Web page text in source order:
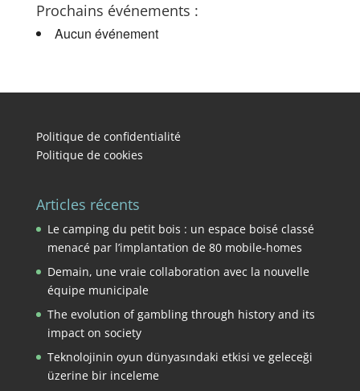
Prochains événements :
Aucun événement
Politique de confidentialité
Politique de cookies
Articles récents
Le camping du petit bois : un espace boisé classé
menacé par l’implantation de 80 mobile-homes
Demain, une vraie collaboration avec la nouvelle
équipe municipale
The evolution of gambling through history and its
impact on society
Teknolojinin oyun dünyasındaki etkisi ve geleceği
üzerine bir inceleme